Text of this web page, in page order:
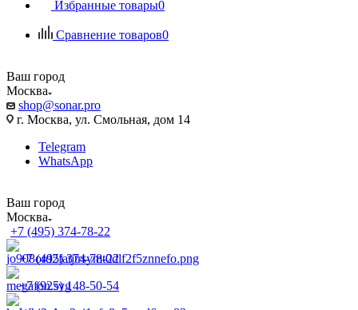
Избранные товары0
Сравнение товаров0
Ваш город
Москва
shop@sonar.pro
г. Москва, ул. Смольная, дом 14
Telegram
WhatsApp
Ваш город
Москва
+7 (495) 374-78-22
+7 (495) 374-78-22
+7 (925) 148-50-54